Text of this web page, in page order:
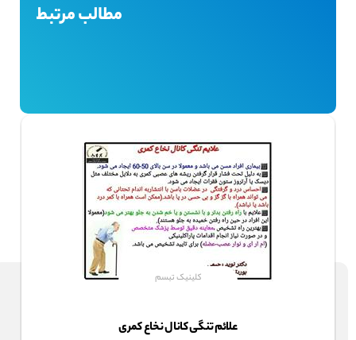
مطالب مرتبط
کلینیک تبسم
علائم تنگی کانال نخاع کمری